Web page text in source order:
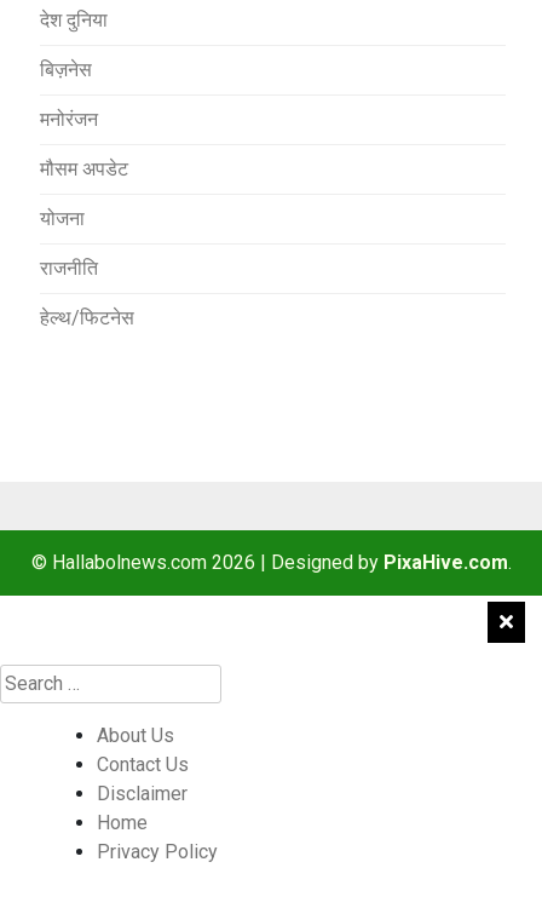
देश दुनिया
बिज़नेस
मनोरंजन
मौसम अपडेट
योजना
राजनीति
हेल्थ/फिटनेस
© Hallabolnews.com 2026 Designed by PixaHive.com.
About Us
Contact Us
Disclaimer
Home
Privacy Policy